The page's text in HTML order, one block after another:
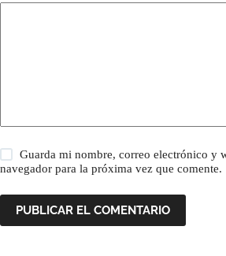
Guarda mi nombre, correo electrónico y
navegador para la próxima vez que comente.
PUBLICAR EL COMENTARIO